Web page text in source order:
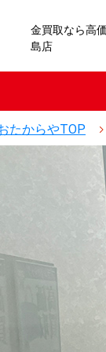
金買取なら高
島店
たからやTOP